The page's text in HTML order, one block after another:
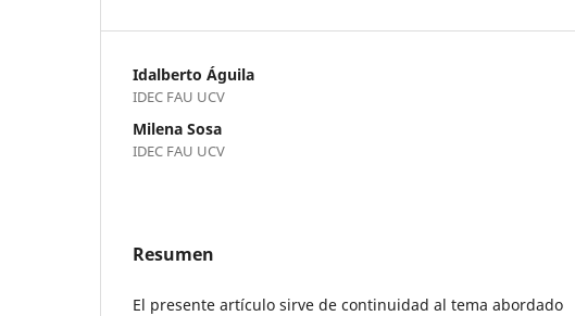
Idalberto Águila
IDEC FAU UCV
Milena Sosa
IDEC FAU UCV
Resumen
El presente artículo sirve de continuidad al tema abordado